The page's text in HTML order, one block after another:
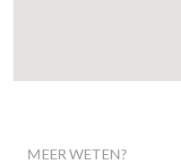
MEER WETEN?